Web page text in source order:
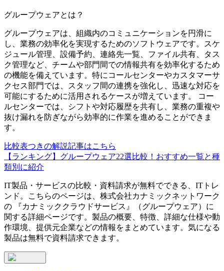
グループウェアとは？
グループウェアは、組織内のコミュニケーションを円滑に
し、業務の効率化を実現するためのソフトウェアです。スケ
ジュール管理、設備予約、連絡先一覧、ファイル共有、タス
ク管理など、チームや部門間での情報共有を効率化するため
の機能を備えています。特にコールセンターやカスタマーサ
クセス部門では、スタッフ間の連携を強化し、迅速な対応を
可能にするために活用されるケースが増えています。 コー
ルセンターでは、シフトや対応履歴を共有し、業務の重複や
抜け漏れを防ぎながら効率的に作業を進めることができま
す。
比較表つきの解説記事はこちら
【ランキング】グループウェア22選比較！おすすめ一覧と種
類別に紹介
IT製品・サービスの比較・資料請求が無料でできる、ITトレ
ンド。こちらのページは、 株式会社カナミックネットワーク
の 『カナミッククラウドサービス 』（グループウェア）に
関する詳細ページです。製品の概要、特徴、詳細な仕様や動
作環境、提供元企業などの情報をまとめています。気になる
製品は無料で資料請求できます。